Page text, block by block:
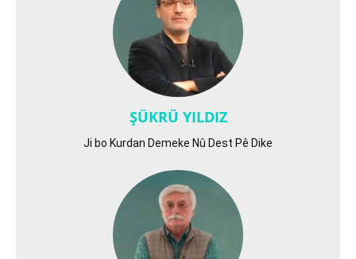
ŞÜKRÜ YILDIZ
Ji bo Kurdan Demeke Nû Dest Pê Dike